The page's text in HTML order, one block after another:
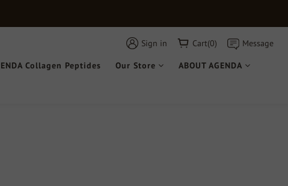
Sign in Cart(0) Message
Collagen Peptides Our Store ABOUT AGENDA